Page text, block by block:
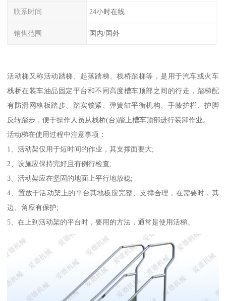
联系时间 24小时在线
销售范围 国内/国外
活动梯又称活动踏梯、起落踏梯、栈桥踏梯等，是用于汽车或火车
栈桥在装车油品固定平台和不同高度槽车顶部之间的行走，踏梯配
有防滑网格板踏步、踏实锁紧、弹簧缸平衡机构、手膝护栏、护脚
反转踏步，便于操作人员从栈桥(台)踏上槽车顶部进行装卸作业。
活动梯在使用过程中注意事项：
1、活动架仅用于短时间的作业，其支撑面要大;
2、设施应保持完好且有例行检查;
3、活动架应在坚固的地面上平行地放稳;
4、置放于活动架上的平台其地板应完整、支撑合理，在需要时，其
边、角应有保护;
5、在上到活动架的平台时，要用的方法，通常是使用活梯。